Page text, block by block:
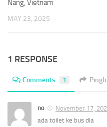
Nang, Vietnam
MAY 23, 2025
1 RESPONSE
Comments 1
no
November 17,
ada toilet ke bus dia